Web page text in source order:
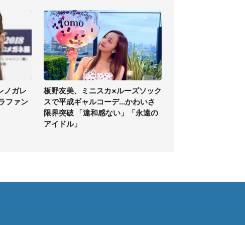
ノガレ
ファン
板野友美、ミニスカ×ルーズソック
スで平成ギャルコーデ...かわいさ
限界突破 「違和感ない」「永遠の
アイドル」